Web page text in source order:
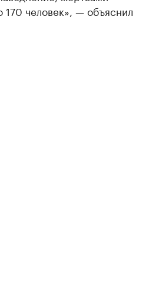
170 человек», — объяснил